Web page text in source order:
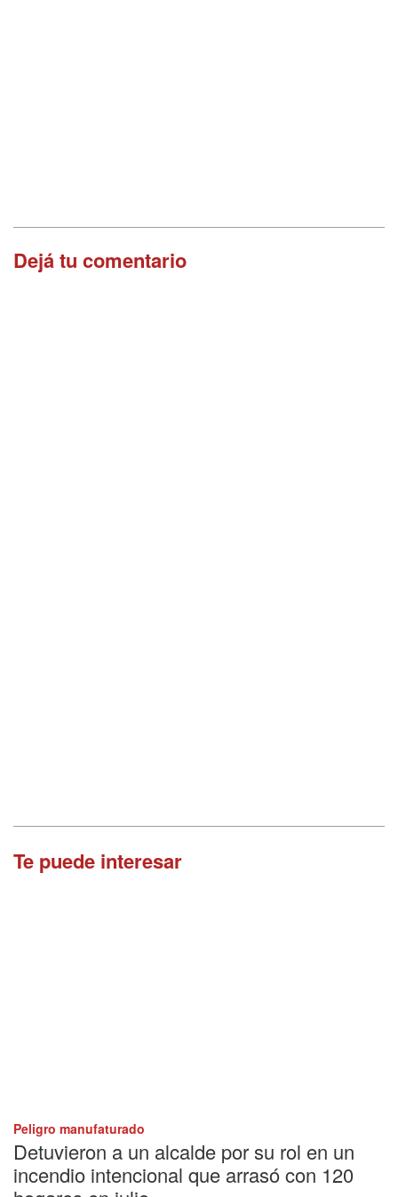
Dejá tu comentario
Te puede interesar
Peligro manufaturado
Detuvieron a un alcalde por su rol en un
incendio intencional que arrasó con 120